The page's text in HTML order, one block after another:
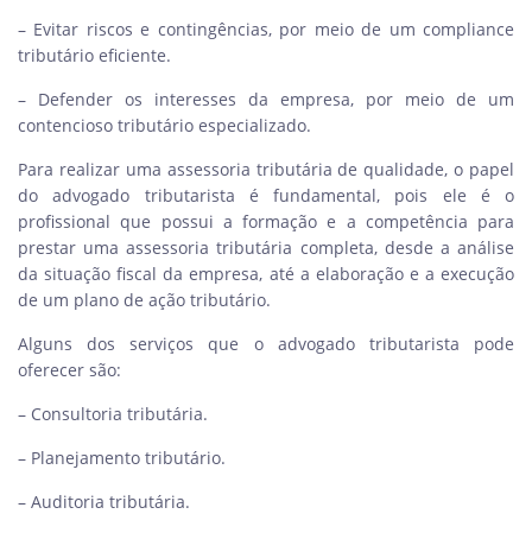
– Evitar riscos e contingências, por meio de um compliance
tributário eficiente.
– Defender os interesses da empresa, por meio de um
contencioso tributário especializado.
Para realizar uma assessoria tributária de qualidade, o papel
do advogado tributarista é fundamental, pois ele é o
profissional que possui a formação e a competência para
prestar uma assessoria tributária completa, desde a análise
da situação fiscal da empresa, até a elaboração e a execução
de um plano de ação tributário.
Alguns dos serviços que o advogado tributarista pode
oferecer são:
– Consultoria tributária.
– Planejamento tributário.
– Auditoria tributária.